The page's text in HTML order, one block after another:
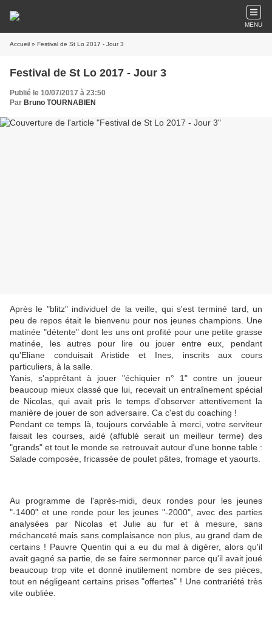
MENU
Accueil » Festival de St Lo 2017 - Jour 3
Festival de St Lo 2017 - Jour 3
Publié le 10/07/2017 à 23:50
Par Bruno TOURNABIEN
Après le "blitz" individuel de la veille, qui s'est terminé tard, un
peu de repos était le bienvenu pour nos jeunes champions. Une
matinée "détente" dont les uns ont profité pour une petite grasse
matinée, les autres pour lire ou jouer entre eux, pendant
qu'Eliane conduisait Aristide et Ines, inscrits aux cours
particuliers, à la salle.
Yanis, s'apprêtant à jouer "échiquier n° 1" contre un joueur
beaucoup mieux classé que lui, recevait un entraînement spécial
de Nicolas, qui avait pris le temps d'observer attentivement la
manière de jouer de son adversaire. Ca c'est du coaching !
Pendant ce temps là, toujours corvéable à merci, votre serviteur
faisait les courses, aidé (affublé serait un meilleur terme) des
"grands" et tout le monde se retrouvait autour d'une bonne table :
Salade composée, fricassée de poulet pâtes, fromage et yaourts.
Au programme de l'après-midi, deux rondes pour les jeunes
"-1400" et une ronde pour les jeunes "-2000", avec des parties
analysées par Nicolas et Julie au fur et à mesure, sans
méchanceté mais sans complaisance non plus, au grand dam de
certains ! Pauvre Quentin qui a eu du mal à digérer, alors qu'il
avait gagné sa partie, de se faire sermonner parce qu'il avait joué
beaucoup trop vite et donné inutilement nombre de ses pièces,
tout en négligeant certains prises "offertes" ! Une contrariété très
vite oubliée.